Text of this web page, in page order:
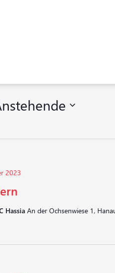
2023
Hassia An der Ochsenwiese 1,